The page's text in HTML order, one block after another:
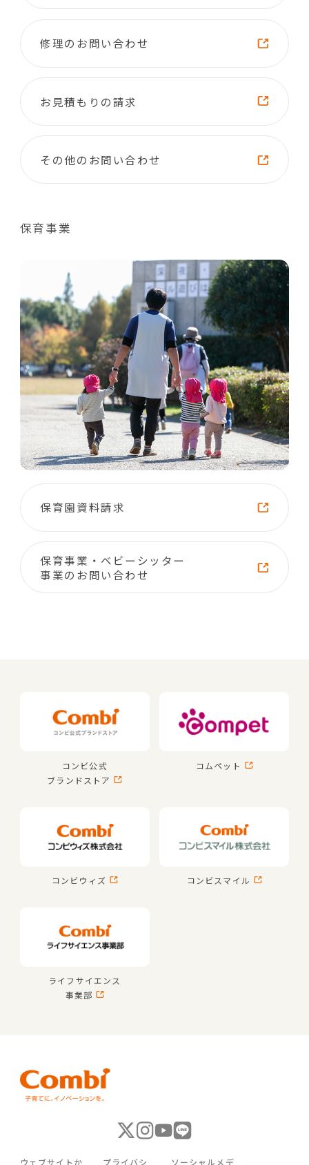
修理のお問い合わせ
お見積もりの請求
その他のお問い合わせ
保育事業
保育園資料請求
保育事業・ベビーシッター
事業のお問い合わせ
コンビ公式
ブランドストア
コムペット
コンビウィズ コンビスマイル
ライフサイエンス
事業部
ウェブサイトか プライバシ ソーシャルメデ